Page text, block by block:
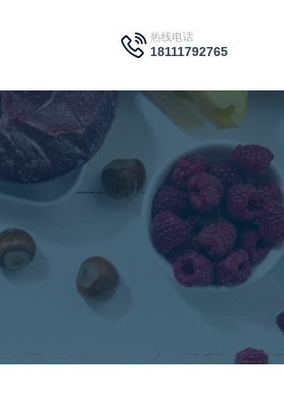
热线电话
18111792765